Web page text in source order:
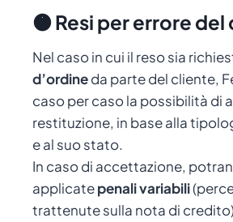
🟠 Resi per errore
Nel caso in cui il reso sia
d’ordineda parte del cliente,
caso per caso la possibilità di
restituzione, in base alla
e al suo stato.
In caso di accettazione,
applicatepenali variabili
trattenute sulla nota di